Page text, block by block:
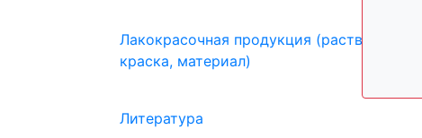
Лакокрасочная продукция (растворитель,
краска, материал)
Литература